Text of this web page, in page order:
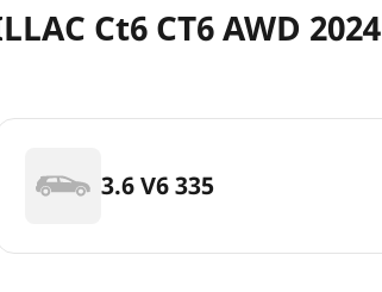
Ct6 CT6 AWD 2024
3.6 V6 335